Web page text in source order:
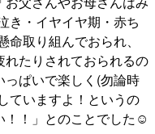
き・イヤイヤ期・赤ち
取り組んでおられ、
たりされておられるの
ぱいで楽しく(勿論時
ていますよ！というの
！！」とのことでした☺